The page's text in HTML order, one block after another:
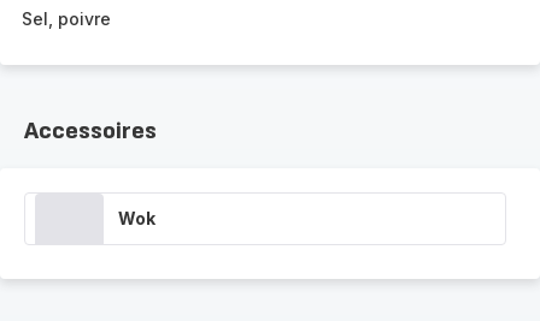
Sel, poivre
Accessoires
Wok